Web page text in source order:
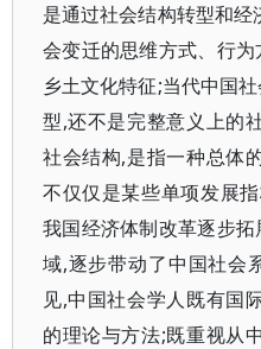
是通过社会结构转型和
会变迁的思维方式、行
乡土文化特征;当代中国
型,还不是完整意义上的
社会结构,是指一种总体
不仅仅是某些单项发展
我国经济体制改革逐步
域,逐步带动了中国社会
见,中国社会学人既有国
的理论与方法;既重视从